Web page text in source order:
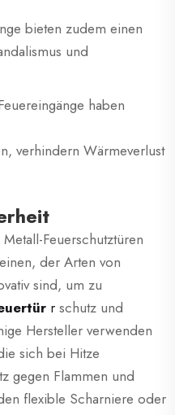
bieten zudem einen
und
haben
verhindern Wärmeverlust
Feuerschutztüren
der Arten von
sind, um zu
r schutz und
Hersteller verwenden
sich bei Hitze
gegen Flammen und
flexible Scharniere oder